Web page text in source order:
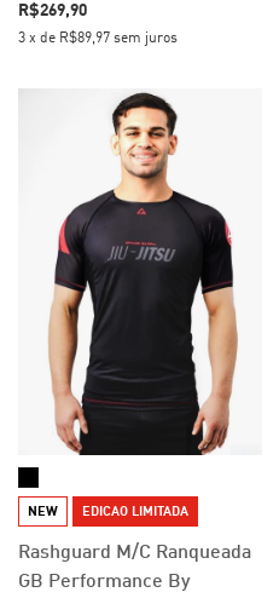
R$269,90
3 x de R$89,97 sem juros
NEW EDICAO LIMITADA
Rashguard M/C Ranqueada
GB Performance By